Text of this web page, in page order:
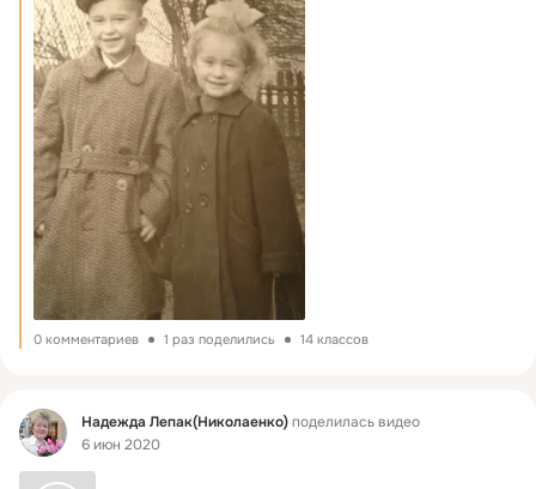
0 комментариев 1 раз поделились 14 классов
Фид Надежда Лепак(Николаенко)поделилась видео
6 июн 2020